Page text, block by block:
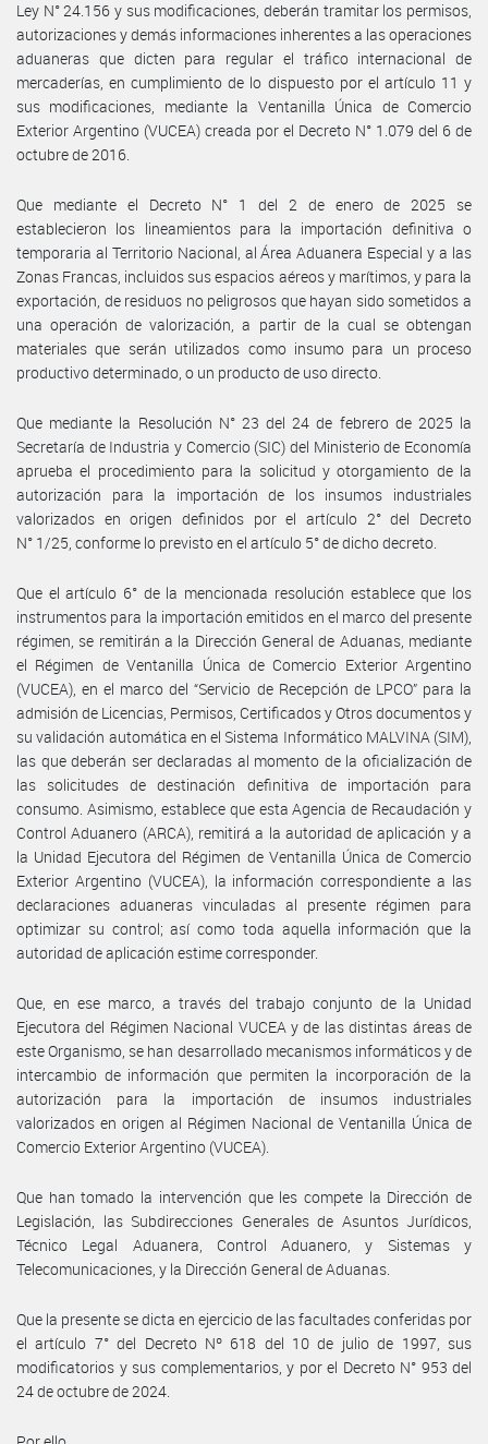
Ley N° 24.156 y sus modificaciones, deberán tramitar los permisos,
autorizaciones y demás informaciones inherentes a las operaciones
aduaneras que dicten para regular el tráfico internacional de
mercaderías, en cumplimiento de lo dispuesto por el artículo 11 y
sus modificaciones, mediante la Ventanilla Única de Comercio
Exterior Argentino (VUCEA) creada por el Decreto N° 1.079 del 6 de
octubre de 2016.
Que mediante el Decreto N° 1 del 2 de enero de 2025 se
establecieron los lineamientos para la importación definitiva o
temporaria al Territorio Nacional, al Área Aduanera Especial y a las
Zonas Francas, incluidos sus espacios aéreos y marítimos, y para la
exportación, de residuos no peligrosos que hayan sido sometidos a
una operación de valorización, a partir de la cual se obtengan
materiales que serán utilizados como insumo para un proceso
productivo determinado, o un producto de uso directo.
Que mediante la Resolución N° 23 del 24 de febrero de 2025 la
Secretaría de Industria y Comercio (SIC) del Ministerio de Economía
aprueba el procedimiento para la solicitud y otorgamiento de la
autorización para la importación de los insumos industriales
valorizados en origen definidos por el artículo 2° del Decreto
N° 1/25, conforme lo previsto en el artículo 5° de dicho decreto.
Que el artículo 6° de la mencionada resolución establece que los
instrumentos para la importación emitidos en el marco del presente
régimen, se remitirán a la Dirección General de Aduanas, mediante
el Régimen de Ventanilla Única de Comercio Exterior Argentino
(VUCEA), en el marco del “Servicio de Recepción de LPCO” para la
admisión de Licencias, Permisos, Certificados y Otros documentos y
su validación automática en el Sistema Informático MALVINA (SIM),
las que deberán ser declaradas al momento de la oficialización de
las solicitudes de destinación definitiva de importación para
consumo. Asimismo, establece que esta Agencia de Recaudación y
Control Aduanero (ARCA), remitirá a la autoridad de aplicación y a
la Unidad Ejecutora del Régimen de Ventanilla Única de Comercio
Exterior Argentino (VUCEA), la información correspondiente a las
declaraciones aduaneras vinculadas al presente régimen para
optimizar su control; así como toda aquella información que la
autoridad de aplicación estime corresponder.
Que, en ese marco, a través del trabajo conjunto de la Unidad
Ejecutora del Régimen Nacional VUCEA y de las distintas áreas de
este Organismo, se han desarrollado mecanismos informáticos y de
intercambio de información que permiten la incorporación de la
autorización para la importación de insumos industriales
valorizados en origen al Régimen Nacional de Ventanilla Única de
Comercio Exterior Argentino (VUCEA).
Que han tomado la intervención que les compete la Dirección de
Legislación, las Subdirecciones Generales de Asuntos Jurídicos,
Técnico Legal Aduanera, Control Aduanero, y Sistemas y
Telecomunicaciones, y la Dirección General de Aduanas.
Que la presente se dicta en ejercicio de las facultades conferidas por
el artículo 7° del Decreto Nº 618 del 10 de julio de 1997, sus
modificatorios y sus complementarios, y por el Decreto N° 953 del
24 de octubre de 2024.